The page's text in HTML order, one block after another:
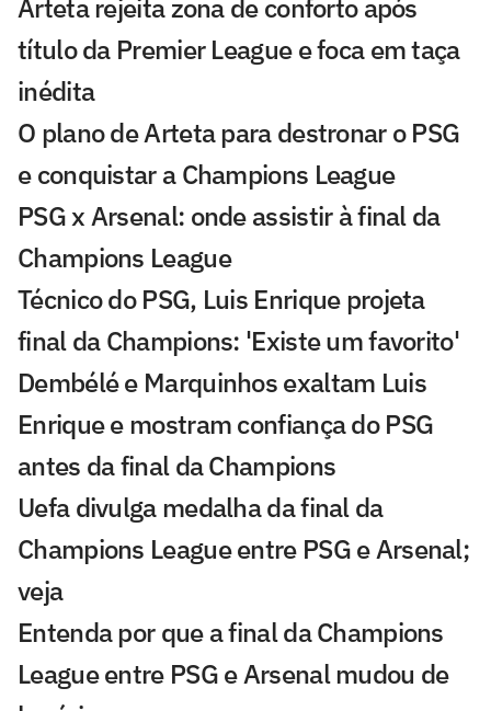
Arteta rejeita zona de conforto após
título da Premier League e foca em taça
inédita
O plano de Arteta para destronar o PSG
e conquistar a Champions League
PSG x Arsenal: onde assistir à final da
Champions League
Técnico do PSG, Luis Enrique projeta
final da Champions: 'Existe um favorito'
Dembélé e Marquinhos exaltam Luis
Enrique e mostram confiança do PSG
antes da final da Champions
Uefa divulga medalha da final da
Champions League entre PSG e Arsenal;
veja
Entenda por que a final da Champions
League entre PSG e Arsenal mudou de